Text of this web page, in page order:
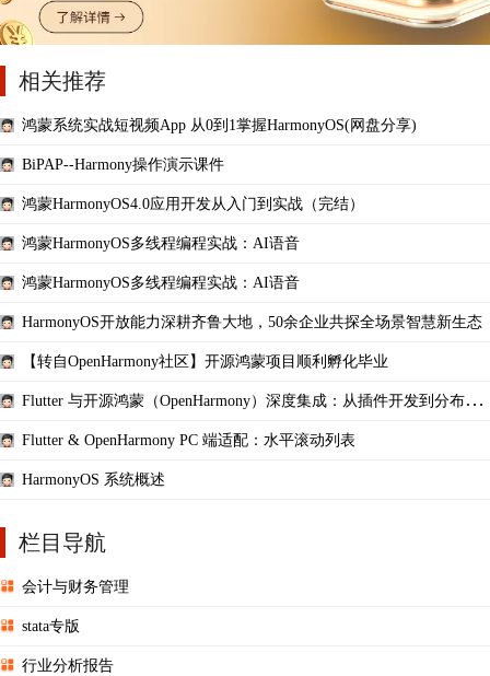
相关推荐
鸿蒙系统实战短视频App 从0到1掌握HarmonyOS(网盘分享)
BiPAP--Harmony操作演示课件
鸿蒙HarmonyOS4.0应用开发从入门到实战（完结）
鸿蒙HarmonyOS多线程编程实战：AI语音
鸿蒙HarmonyOS多线程编程实战：AI语音
HarmonyOS开放能力深耕齐鲁大地，50余企业共探全场景智慧新生态
【转自OpenHarmony社区】开源鸿蒙项目顺利孵化毕业
Flutter 与开源鸿蒙（OpenHarmony）深度集成：从插件开发到分布式
Flutter & OpenHarmony PC 端适配：水平滚动列表
HarmonyOS 系统概述
栏目导航
会计与财务管理
stata专版
行业分析报告